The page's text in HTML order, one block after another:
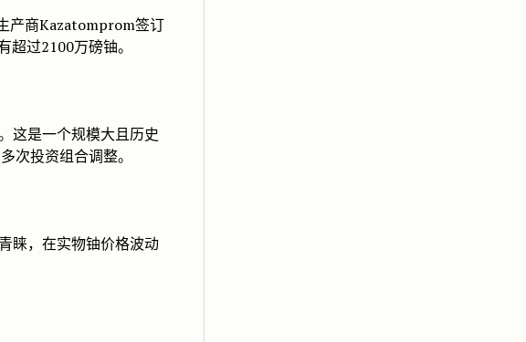
产商Kazatomprom签订
过2100万磅铀。
这是一个规模大且历史
次投资组合调整。
睐，在实物铀价格波动